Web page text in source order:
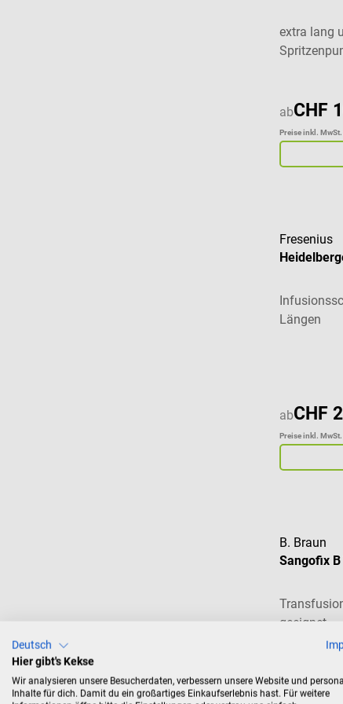
extra lang
abCHF
Preise inkl.
Fresenius
Längen
abCHF
Preise inkl.
B. Braun
Sangofix
geeignet
100
CHF
Deutsch
Hier gibt's Kekse
Wir analysieren unsere Besucherdaten, verbessern unsere Website und
Inhalte für dich. Damit du ein großartiges Einkaufserlebnis hast. Für weitere